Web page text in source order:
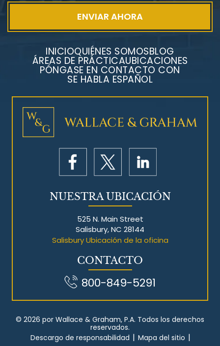
INICIOQUIÉNES SOMOSBLOG
ÁREAS DE PRÁCTICAUBICACIONES
PÓNGASE EN CONTACTO CON
SE HABLA ESPAÑOL
NUESTRA UBICACIÓN
525 N. Main Street
Salisbury, NC 28144
Salisbury Ubicación de la oficina
CONTACTO
800-849-5291
© 2026 por Wallace & Graham, P.A. Todos los derechos
reservados.
Descargo de responsabilidad | Mapa del sitio |